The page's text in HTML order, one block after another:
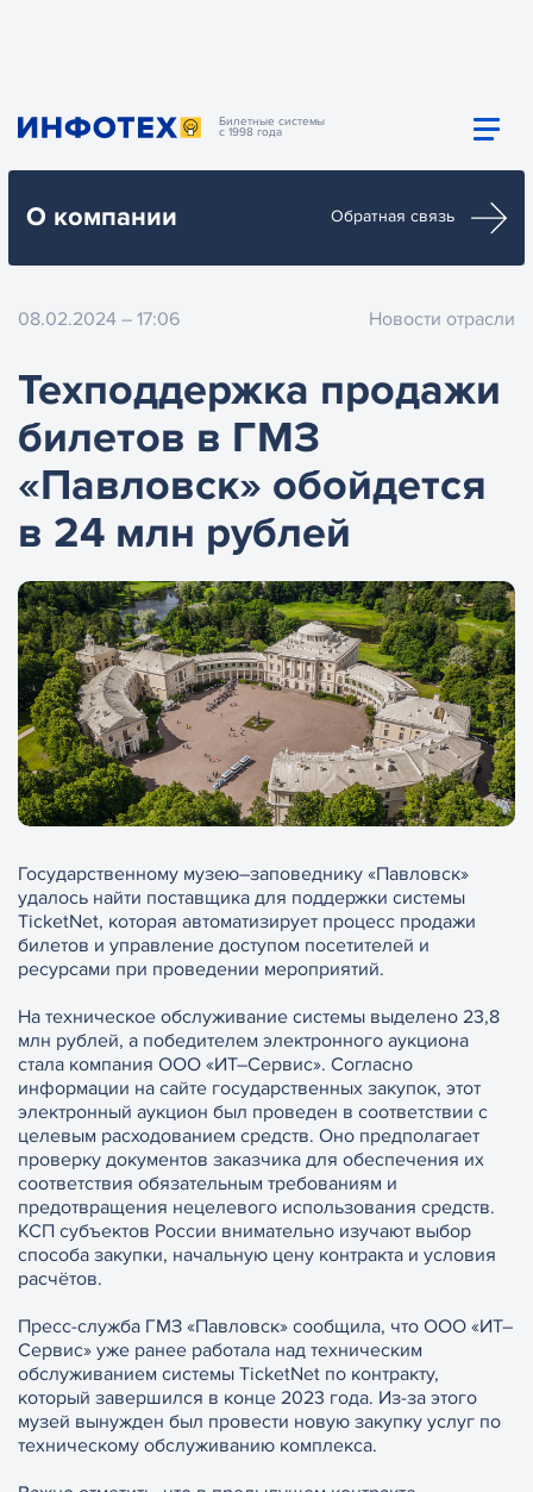
Билетные системы
с 1998 года
О компании Обратная связь
Новости отрасли
08.02.2024 – 17:06
Техподдержка продажи
билетов в ГМЗ
«Павловск» обойдется
в 24 млн рублей
Государственному музею–заповеднику «Павловск»
удалось найти поставщика для поддержки системы
TicketNet, которая автоматизирует процесс продажи
билетов и управление доступом посетителей и
ресурсами при проведении мероприятий.
На техническое обслуживание системы выделено 23,8
млн рублей, а победителем электронного аукциона
стала компания ООО «ИТ–Сервис». Согласно
информации на сайте государственных закупок, этот
электронный аукцион был проведен в соответствии с
целевым расходованием средств. Оно предполагает
проверку документов заказчика для обеспечения их
соответствия обязательным требованиям и
предотвращения нецелевого использования средств.
КСП субъектов России внимательно изучают выбор
способа закупки, начальную цену контракта и условия
расчётов.
Пресс-служба ГМЗ «Павловск» сообщила, что ООО «ИТ–
Сервис» уже ранее работала над техническим
обслуживанием системы TicketNet по контракту,
который завершился в конце 2023 года. Из-за этого
музей вынужден был провести новую закупку услуг по
техническому обслуживанию комплекса.